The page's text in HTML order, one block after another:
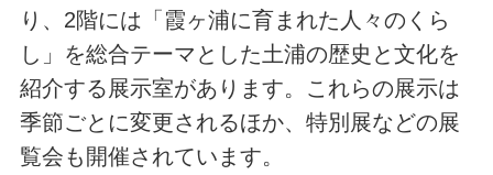
り、2階には「霞ヶ浦に育まれた人々のくら
し」を総合テーマとした土浦の歴史と文化を
紹介する展示室があります。これらの展示は
季節ごとに変更されるほか、特別展などの展
覧会も開催されています。